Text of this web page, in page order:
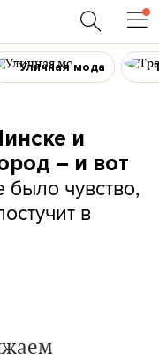
Уличная мода
и
– и вот
чувство,
в